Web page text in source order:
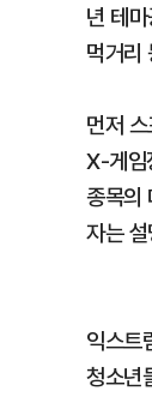
년 테
먹거리
먼저
X-게임
종목의
자는
익스트
청소년